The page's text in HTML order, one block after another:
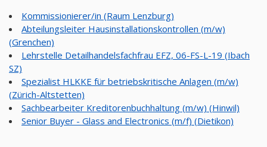
Kommissionierer/in (Raum Lenzburg)
Abteilungsleiter Hausinstallationskontrollen (m/w)
(Grenchen)
Lehrstelle Detailhandelsfachfrau EFZ, 06-FS-L-19 (Ibach
SZ)
Spezialist HLKKE für betriebskritische Anlagen (m/w)
(Zürich-Altstetten)
Sachbearbeiter Kreditorenbuchhaltung (m/w) (Hinwil)
Senior Buyer - Glass and Electronics (m/f) (Dietikon)